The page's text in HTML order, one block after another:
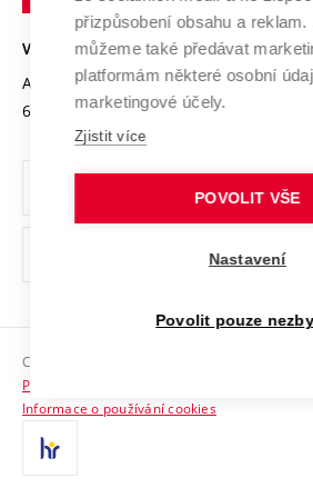
Open Science
Projekty
Projekty ze strukturálních fondů
Specifický výzkum
Univerzitní sítě
Bezpečná univerzita
Vyznamenání
Organizační struktura
Ochrana osobních údajů
odkaz)
Sociální bezpečí
HR Award
Kontakty
VYSOKÉ UČENÍ TECHNICKÉ V BRNĚ
Antonínská 548/1
602 00 Brno
www.vut.cz
vut@vutbr.cz
Copyright © 2026 VUT
Prohlášení o přístupnosti
Informace o používání cookies
přizpůsobení obsahu a reklam.
můžeme také předávat
platformám některé osobní
marketingové účely.
Zjistit více
POVOLIT VŠE
Nastavení
Povolit pouze